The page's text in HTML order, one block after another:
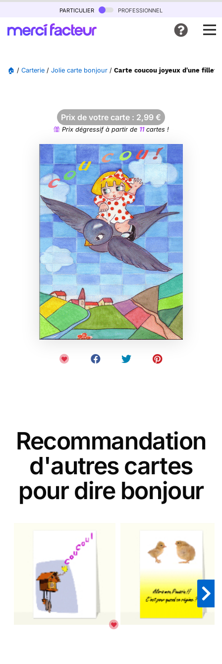
particulier professionnel
🏠 / Carterie / Jolie carte bonjour / Carte coucou joyeux d'une
Prix de votre carte : 2,99 €
Prix dégressif à partir de 11cartes !
Recommandation
d'autres cartes
pour dire bonjour